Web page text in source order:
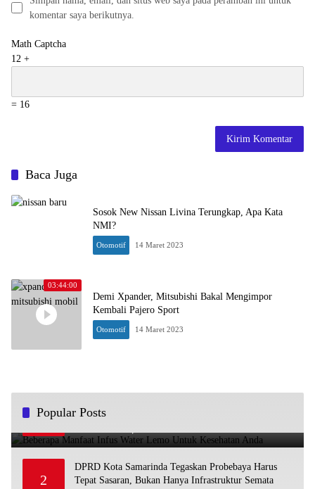
komentar saya berikutnya.
Math Captcha
12 +
= 16
Baca Juga
Sosok New Nissan Livina Terungkap, Apa Kata
NMI?
Otomotif 14 Maret 2023
03:44:00
Demi Xpander, Mitsubishi Bakal Mengimpor
Kembali Pajero Sport
Otomotif 14 Maret 2023
Popular Posts
1
Anda
2
DPRD Kota Samarinda Tegaskan Probebaya Harus
Tepat Sasaran, Bukan Hanya Infrastruktur Semata